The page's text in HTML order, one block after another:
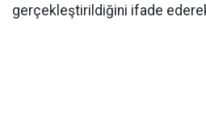
gerçekleştirildiğini ifade